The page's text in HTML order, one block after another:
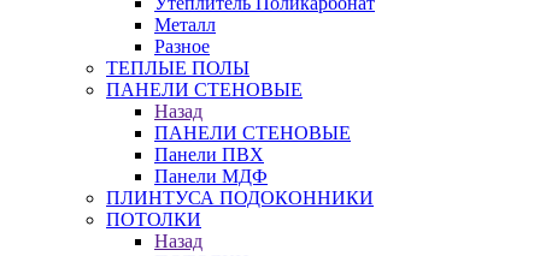
Металл
Разное
ТЕПЛЫЕ ПОЛЫ
ПАНЕЛИ СТЕНОВЫЕ
Назад
ПАНЕЛИ СТЕНОВЫЕ
Панели ПВХ
Панели МДФ
ПЛИНТУСА ПОДОКОННИКИ
ПОТОЛКИ
Назад